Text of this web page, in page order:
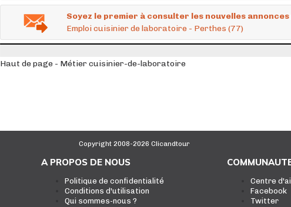
Soyez le premier à consulter les nouvelles annonces
Emploi cuisinier de laboratoire - Perthes (77)
Haut de page - Métier cuisinier-de-laboratoire
Copyright 2008-2026 Clicandtour
A PROPOS DE NOUS
Politique de confidentialité
Conditions d'utilisation
Qui sommes-nous ?
Centre
Facebook
Twitter